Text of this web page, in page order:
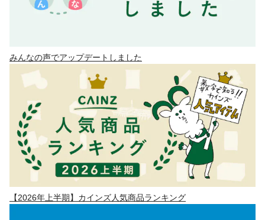
みんなの声でアップデートしました
【2026年上半期】カインズ人気商品ランキング